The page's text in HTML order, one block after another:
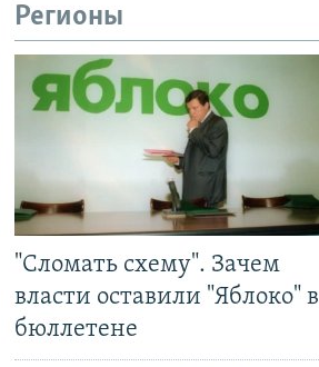
Регионы
"Сломать схему". Зачем
власти оставили "Яблоко" в
бюллетене